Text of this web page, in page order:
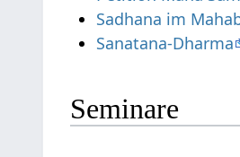
Sadhana im
Sanatana-Dharma
Seminare